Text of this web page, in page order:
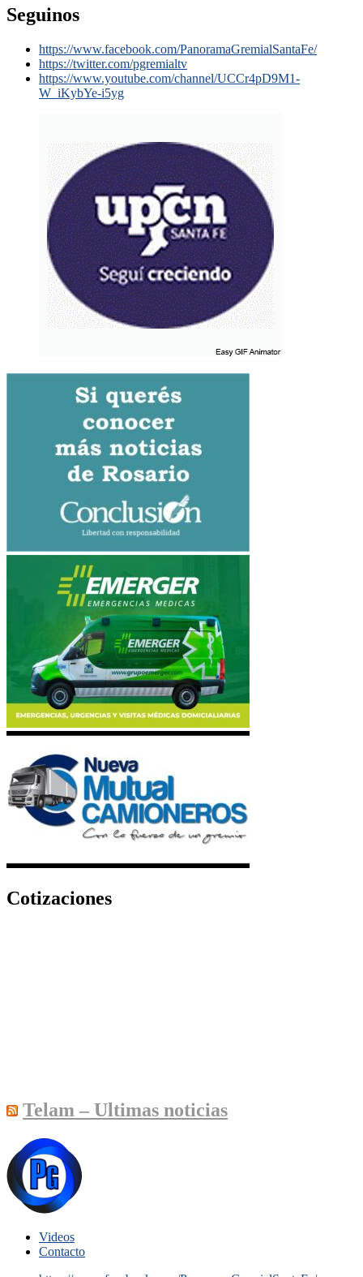
Seguinos
https://www.facebook.com/PanoramaGremialSantaFe/
https://twitter.com/pgremialtv
https://www.youtube.com/channel/UCCr4pD9M1-
W_iKybYe-i5yg
Cotizaciones
Telam – Ultimas noticias
Videos
Contacto